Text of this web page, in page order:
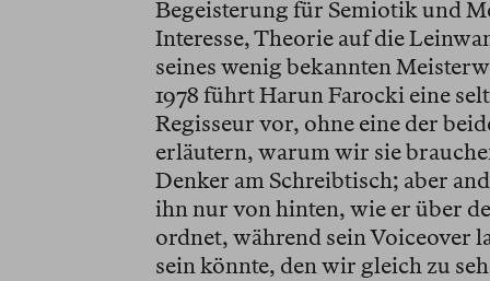
Begeisterung für Semiotik und
Interesse, Theorie auf die
seines wenig bekannten
1978 führt Harun Farocki eine
Regisseur vor, ohne eine der
erläutern, warum wir sie
Denker am Schreibtisch; aber
ihn nur von hinten, wie er über
ordnet, während sein Voiceover
sein könnte, den wir gleich zu